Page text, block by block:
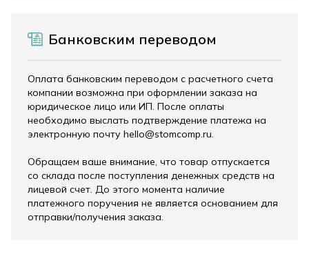
Банковским переводом
Оплата банковским переводом с расчетного счета
компании возможна при оформлении заказа на
юридическое лицо или ИП. После оплаты
необходимо выслать подтверждение платежа на
электронную почту hello@stomcomp.ru.
Обращаем ваше внимание, что товар отпускается
со склада после поступления денежных средств на
лицевой счет. До этого момента наличие
платежного поручения не является основанием для
отправки/получения заказа.